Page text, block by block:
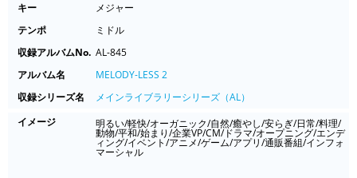
キー
メジャー
テンポ
ミドル
収録アルバムNo. AL-845
アルバム名
MELODY-LESS 2
収録シリーズ名
メインライブラリーシリーズ（AL）
イメージ
明るい/軽快/オーガニック/自然/癒やし/安らぎ/日常/料理/
動物/平和/始まり/企業VP/CM/ドラマ/オープニング/エンデ
ィング/イベント/アニメ/ゲーム/アプリ/通販番組/インフォ
マーシャル